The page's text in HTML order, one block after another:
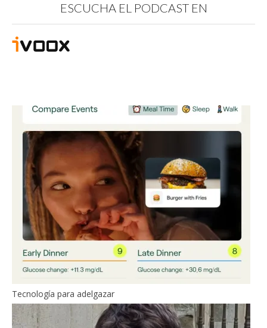
ESCUCHA EL PODCAST EN
Tecnología para adelgazar